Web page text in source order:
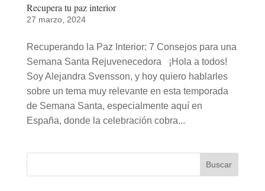
Recupera tu paz interior
27 marzo, 2024
Recuperando la Paz Interior: 7 Consejos para una
Semana Santa Rejuvenecedora ¡Hola a todos!
Soy Alejandra Svensson, y hoy quiero hablarles
sobre un tema muy relevante en esta temporada
de Semana Santa, especialmente aquí en
España, donde la celebración cobra...